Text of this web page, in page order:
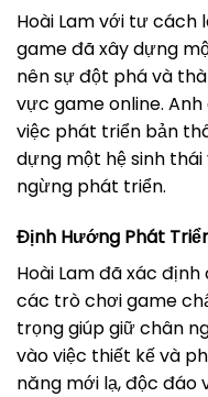
Hoài Lam với tư cách
game đã xây dựng
nên sự đột phá và
vực game online.
việc phát triển bản
dựng một hệ sinh
ngừng phát triển.
Định Hướng Phát
Hoài Lam đã xác
các trò chơi game
trọng giúp giữ chân
vào việc thiết kế và
năng mới lạ, độc đáo